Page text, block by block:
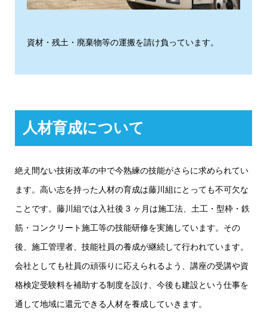
資材・残土・廃棄物等の運搬を請け負っています。
人材育成について
絶え間ない技術改革の中で今熟練の技能がさらに求められてい
ます。高い志を持った人材の育成は藤川組にとっても不可欠な
ことです。藤川組では入社後 3 ヶ月は施工法、土工・型枠・鉄
筋・コンクリート施工等の技能研修を実施しています。その
後、施工管理者、技能社員の養成が継続して行われています。
会社としても社員の頑張りに応えられるよう、講座の受講や資
格検定受験料を補助する制度を設け、今後も建設という仕事を
通して地域に還元できる人材を養成していきます。